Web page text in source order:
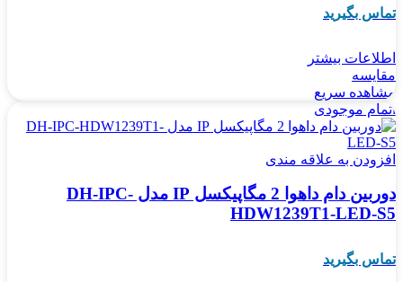
تماس بگیرید
اطلاعات بیشتر
مقایسه
مشاهده سریع
اتمام موجودی
افزودن به علاقه مندی
دوربین دام داهوا 2 مگاپیکسل IP مدل DH-IPC-
HDW1239T1-LED-S5
تماس بگیرید